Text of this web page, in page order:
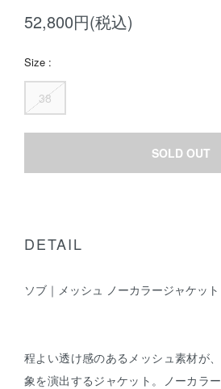
52,800円(税込)
Size :
38
SOLD OUT
DETAIL
ソブ｜メッシュ ノーカラージャケッ
程よい透け感のあるメッシュ素材が
象を演出するジャケット。ノーカラ